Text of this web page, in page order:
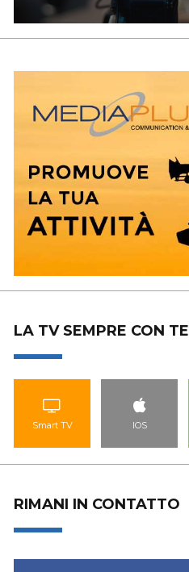
LAVORO7
LA TV SEMPRE CON TE
Smart TV IOS
RIMANI IN CONTATTO